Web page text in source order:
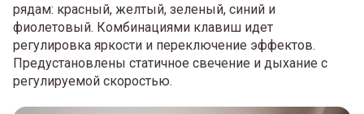
рядам: красный, желтый, зеленый, синий и
фиолетовый. Комбинациями клавиш идет
регулировка яркости и переключение эффектов.
Предустановлены статичное свечение и дыхание с
регулируемой скоростью.